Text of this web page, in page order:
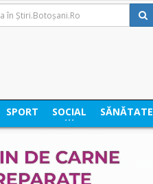
SPORT SOCIAL SĂNĂTATE